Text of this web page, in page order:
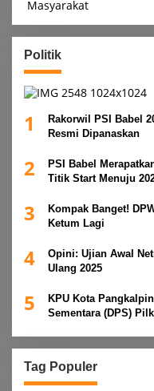
Politik
1
Rakorwil PSI Babel
Resmi Dipanaskan
2
PSI Babel
Titik Start Menuju
3
Kompak Banget!
Ketum Lagi
4
Opini: Ujian Awal
Ulang 2025
5
KPU Kota
Sementara (DPS)
Tag Populer